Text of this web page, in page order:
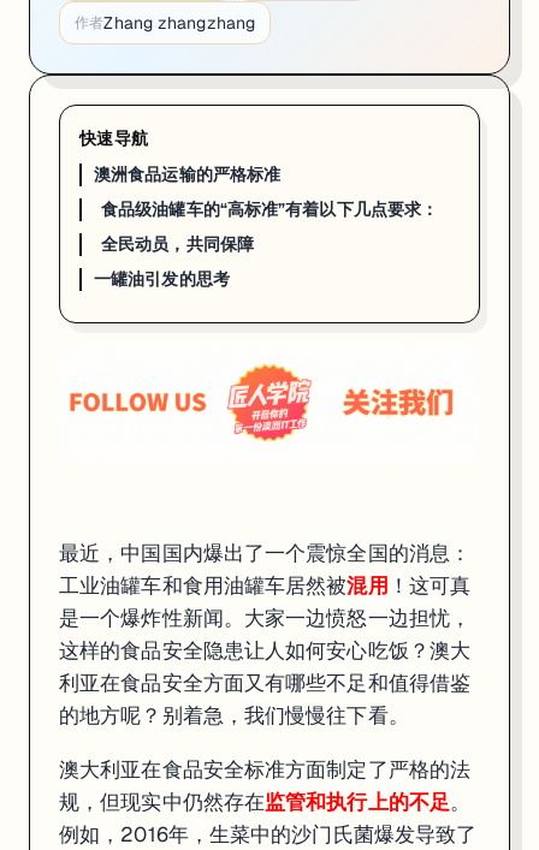
澳大利亚在食品安全标准方面制定了严格的法规，但现实中仍然存在
当然，澳大利亚食品标准局也是出了名的严格，在这件事情上，他们又
澳洲食品运输的严格标准
在澳大利亚，食品安全可是头等大事。负责这项工作的，是澳大利亚和
作者Zhang zhangzhang
快速导航
澳洲食品运输的严格标准
食品级油罐车的“高标准”有着以下几点要求：
全民动员，共同保障
一罐油引发的思考
最近，中国国内爆出了一个震惊全国的消息：
工业油罐车和食用油罐车居然被混用 ！这可真
是一个爆炸性新闻。大家一边愤怒一边担忧，
这样的食品安全隐患让人如何安心吃饭？澳大
利亚在食品安全方面又有哪些不足和值得借鉴
的地方呢？别着急，我们慢慢往下看。
澳大利亚在食品安全标准方面制定了严格的法
规，但现实中仍然存在监管和执行上的不足。
例如，2016年，生菜中的沙门氏菌爆发导致了